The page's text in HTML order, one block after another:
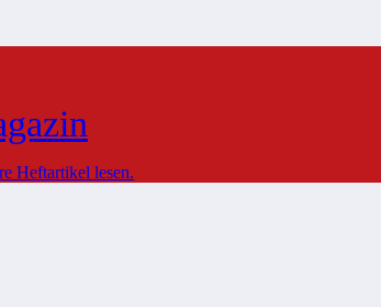
Heftartikel lesen.